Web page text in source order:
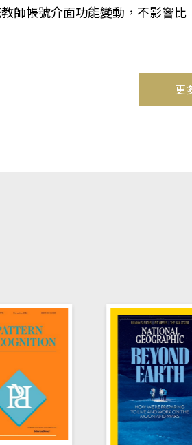
師帳號介面功能變動，不影響比
更